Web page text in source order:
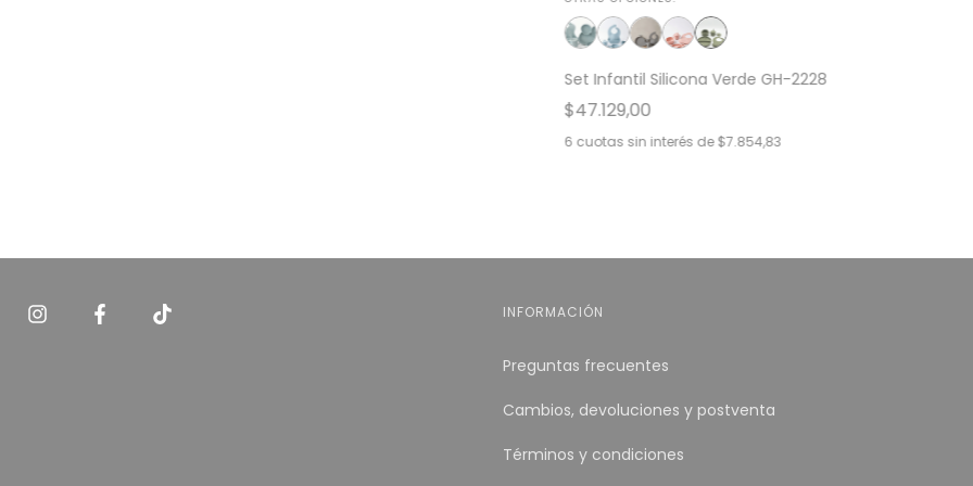
Set Infantil Silicona Verde GH-2228
$47.129,00
6 cuotas sin interés de$7.854,83
INFORMACIÓN
Preguntas frecuentes
Cambios, devoluciones y postventa
Términos y condiciones